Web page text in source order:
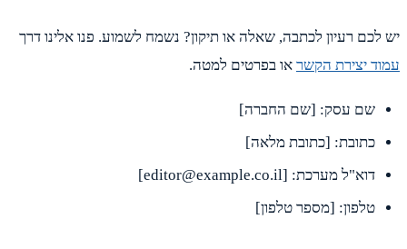
רעיון לכתבה, שאלה או תיקון? נשמח לשמוע. פנו אלינו דרך
יצירת הקשראו בפרטים למטה.
שם עסק: [שם החברה]
כתובת: [כתובת מלאה]
דוא"ל מערכת: [editor@example.co.il]
טלפון: [מספר טלפון]